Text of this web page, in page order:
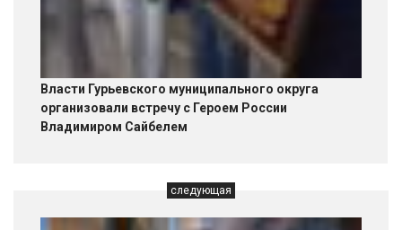
Власти Гурьевского муниципального округа
организовали встречу с Героем России
Владимиром Сайбелем
следующая